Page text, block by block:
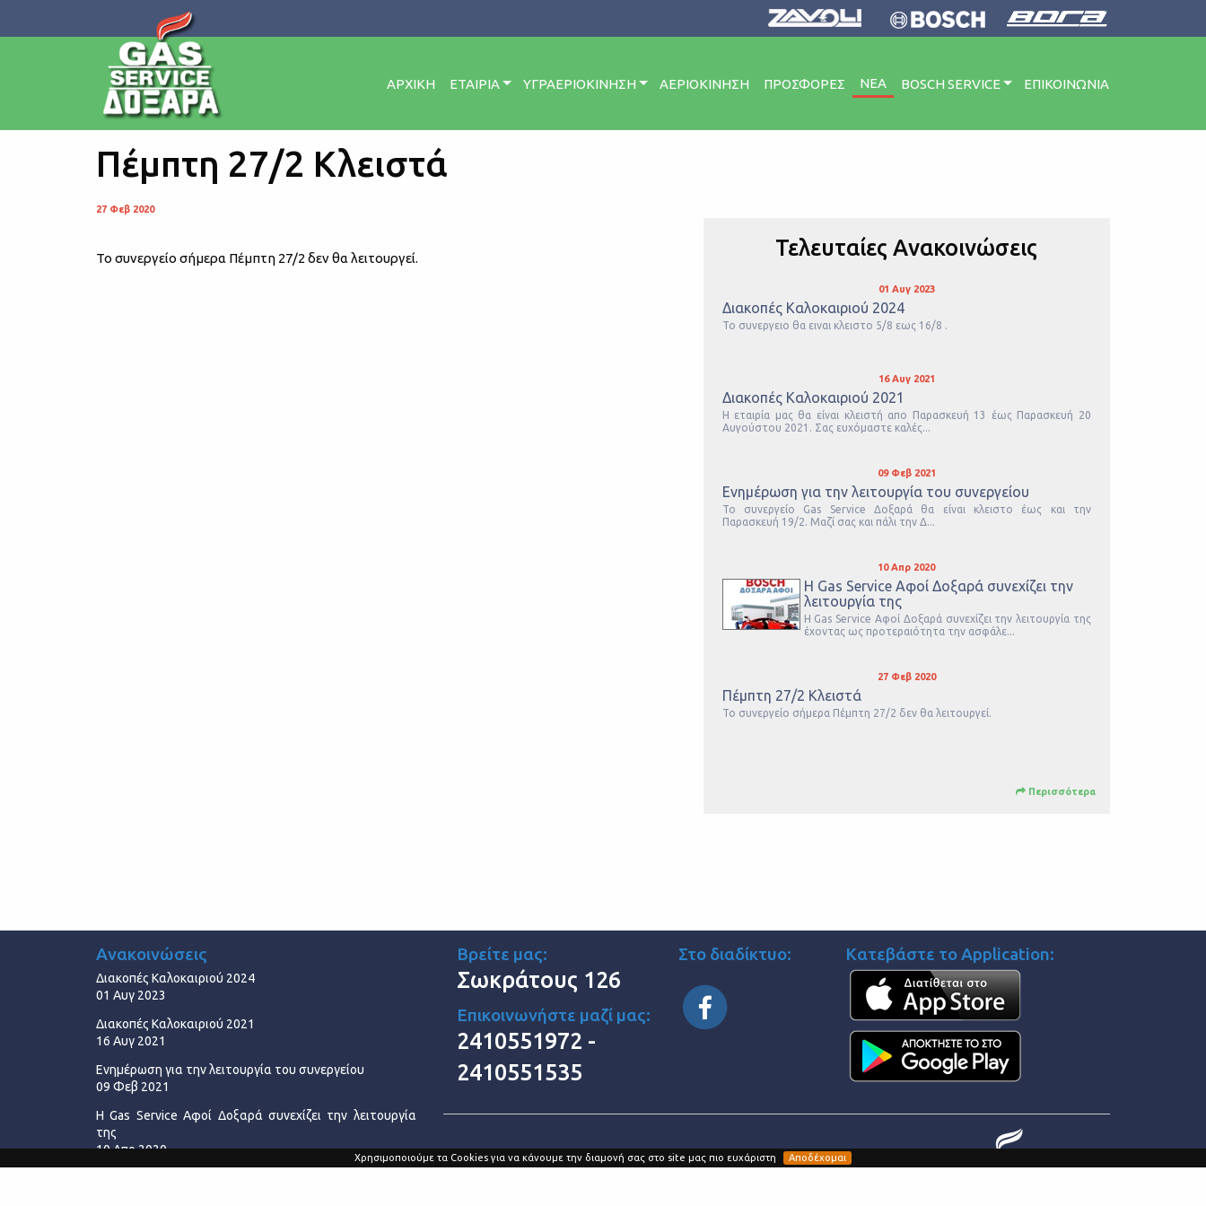
Χρησιμοποιούμε τα Cookies για να κάνουμε την διαμονή σας στο site μας πιο ευχάριστη Αποδέχομαι
ΑΡΧΙΚΗ ΕΤΑΙΡΙΑ ΥΓΡΑΕΡΙΟΚΙΝΗΣΗ ΑΕΡΙΟΚΙΝΗΣΗ ΠΡΟΣΦΟΡΕΣ ΝΕΑ BOSCH SERVICE ΕΠΙΚΟΙΝΩΝΙΑ
Πέμπτη 27/2 Κλειστά
27 Φεβ 2020
Το συνεργείο σήμερα Πέμπτη 27/2 δεν θα λειτουργεί. Τελευταίες Ανακοινώσεις
01 Αυγ 2023
Διακοπές Καλοκαιριού 2024
Το συνεργειο θα ειναι κλειστο 5/8 εως 16/8 .
16 Αυγ 2021
Διακοπές Καλοκαιριού 2021
Η εταιρία μας θα είναι κλειστή απο Παρασκευή 13 έως Παρασκευή 20
Αυγούστου 2021. Σας ευχόμαστε καλές...
09 Φεβ 2021
Ενημέρωση για την λειτουργία του συνεργείου
Το συνεργείο Gas Service Δοξαρά θα είναι κλειστο έως και την
Παρασκευή 19/2. Μαζί σας και πάλι την Δ...
10 Απρ 2020
Η Gas Service Αφοί Δοξαρά συνεχίζει την
λειτουργία της
Η Gas Service Αφοί Δοξαρά συνεχίζει την λειτουργία της
έχοντας ως προτεραιότητα την ασφάλε...
27 Φεβ 2020
Πέμπτη 27/2 Κλειστά
Το συνεργείο σήμερα Πέμπτη 27/2 δεν θα λειτουργεί.
Περισσότερα
Ανακοινώσεις
Διακοπές Καλοκαιριού 2024
01 Αυγ 2023
Διακοπές Καλοκαιριού 2021
16 Αυγ 2021
Ενημέρωση για την λειτουργία του συνεργείου
09 Φεβ 2021
Η Gas Service Αφοί Δοξαρά συνεχίζει την λειτουργία
της
10 Απρ 2020
Βρείτε μας:
Σωκράτους 126
Επικοινωνήστε μαζί μας:
2410551972 -
2410551535
Στο διαδίκτυο: Κατεβάστε το Application: